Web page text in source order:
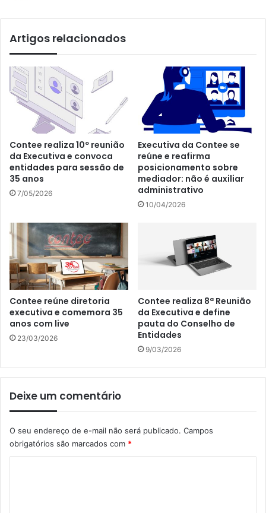
Artigos relacionados
Contee realiza 10º reunião
da Executiva e convoca
entidades para sessão de
35 anos
7/05/2026
Executiva da Contee se
reúne e reafirma
posicionamento sobre
mediador: não é auxiliar
administrativo
10/04/2026
Contee reúne diretoria
executiva e comemora 35
anos com live
23/03/2026
Contee realiza 8ª Reunião
da Executiva e define
pauta do Conselho de
Entidades
9/03/2026
Deixe um comentário
O seu endereço de e-mail não será publicado. Campos
obrigatórios são marcados com *